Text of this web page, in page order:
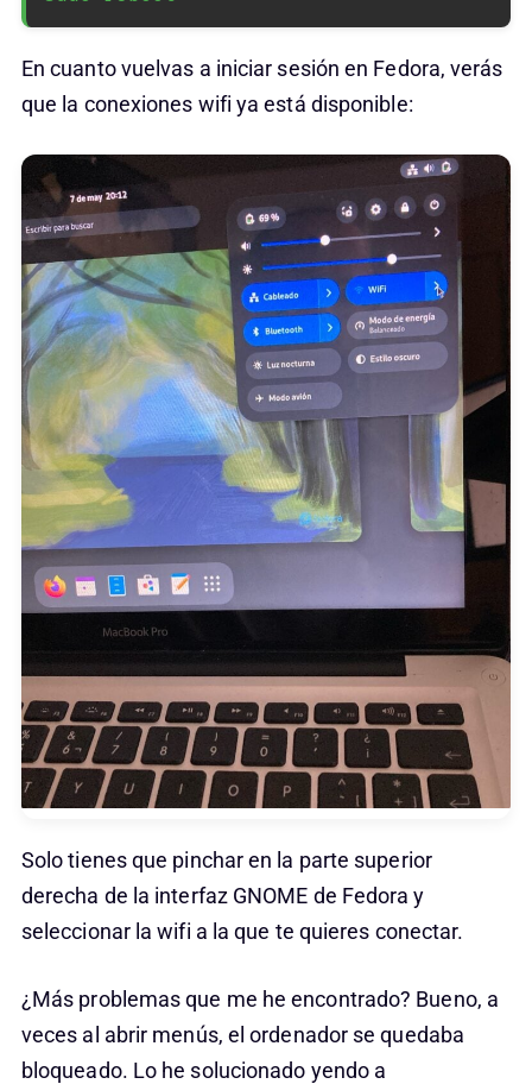
En cuanto vuelvas a iniciar sesión en Fedora, verás
que la conexiones wifi ya está disponible:
Solo tienes que pinchar en la parte superior
derecha de la interfaz GNOME de Fedora y
seleccionar la wifi a la que te quieres conectar.
¿Más problemas que me he encontrado? Bueno, a
veces al abrir menús, el ordenador se quedaba
bloqueado. Lo he solucionado yendo a